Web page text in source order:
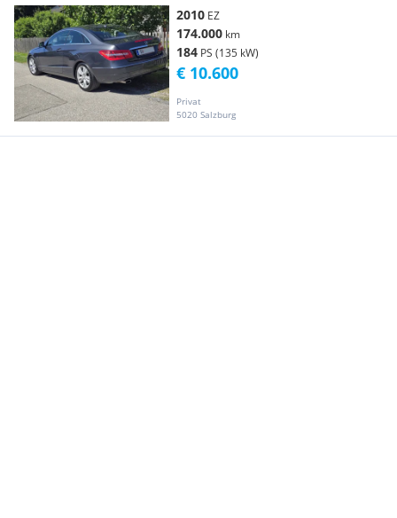
2010 EZ
174.000 km
184 PS (135 kW)
Privat
5020 Salzburg
€ 10.600